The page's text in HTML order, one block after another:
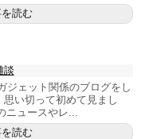
読む
談
ジェット関係のブログをし
い切って初めて見まし
ュースやレ...
読む